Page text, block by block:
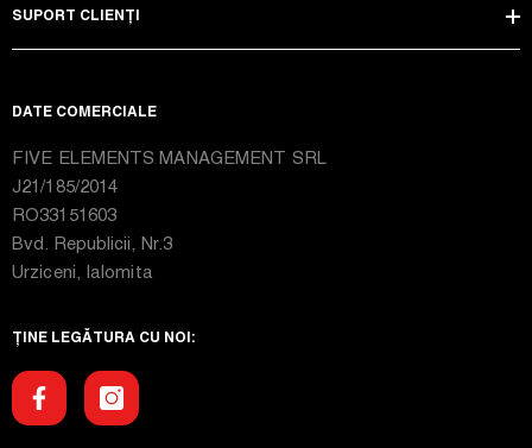
SUPORT CLIENȚI
DATE COMERCIALE
FIVE ELEMENTS MANAGEMENT SRL
J21/185/2014
RO33151603
Bvd. Republicii, Nr.3
Urziceni, Ialomita
ȚINE LEGĂTURA CU NOI: